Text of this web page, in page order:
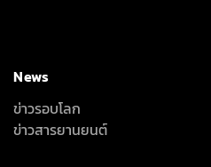
News
ข่าวรอบโลก
ข่าวสารยานยนต์